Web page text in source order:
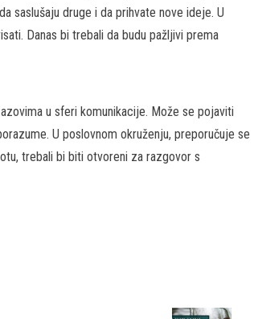
saslušaju druge i da prihvate nove ideje. U
Danas bi trebali da budu pažljivi prema
u sferi komunikacije. Može se pojaviti
U poslovnom okruženju, preporučuje se
trebali bi biti otvoreni za razgovor s